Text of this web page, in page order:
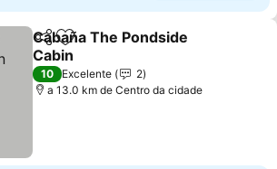
PartilharAdicionar aos favoritos
Cabaña The Pondside
Cabin
Ver preços
10 Excelente
2
a 13.0 km de Centro da cidade